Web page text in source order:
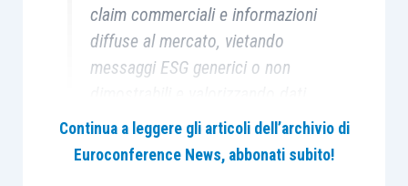
claim commerciali e informazioni
diffuse al mercato, vietando
messaggi ESG generici o non
tracciabili, verificabili e supportati
da adeguati presidi probatori.
Continua a leggere gli articoli dell’archivio di
Euroconference News, abbonati subito!